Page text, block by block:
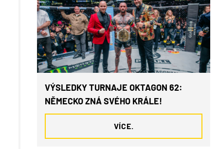
VÝSLEDKY TURNAJE OKTAGON 62:
NĚMECKO ZNÁ SVÉHO KRÁLE!
VÍCE.